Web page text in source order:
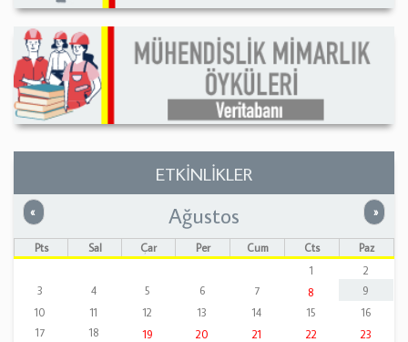
ETKİNLİKLER
« Önceki »
Ağustos
Pts Sal Çar Per Cum Cts
Paz
1
2
3
4 5 6 7 8
9
10
11 12 13 14 15
16
17
18 19 20 21 22
23